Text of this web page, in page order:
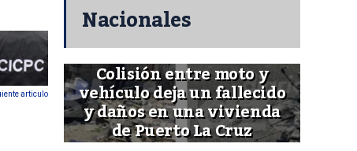
articulo
Nacionales
Colisión entre moto y
vehículo deja un fallecido
y daños en una vivienda
de Puerto La Cruz